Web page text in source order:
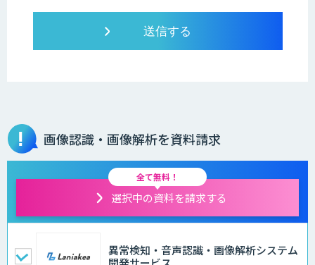
画像認識・画像解析を資料請求
全て無料！
選択中の資料を請求する
異常検知・音声認識・画像解析システム